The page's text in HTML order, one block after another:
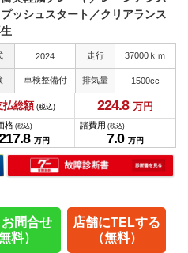
ッシュスタート／クリアランス
2024 走行 37000ｋｍ
車検整備付 排気量 1500cc
払総額 (税込) 224.8 万円
格 (税込)
8 万円
諸費用 (税込)
7.0 万円
問合せ
料）
店舗にTELする
（無料）